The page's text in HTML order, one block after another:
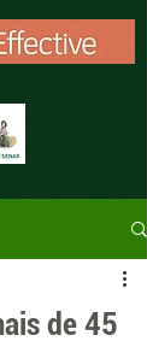
de 45